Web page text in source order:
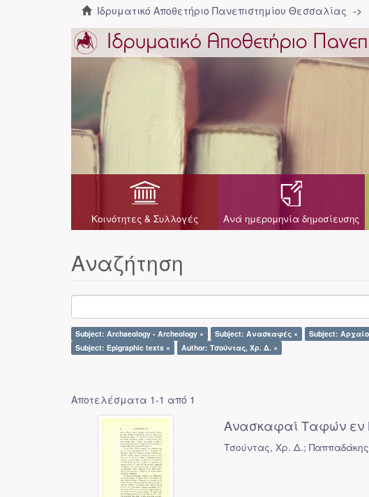
Ιδρυματικό Αποθετήριο Πανεπιστημίου Θεσσαλίας
Κοινότητες & Συλλογές Ανά ημερομηνία δημοσίευσης
Αναζήτηση
Subject: Archaeology - Archeology × Subject: Ανασκαφές × Subject:
Subject: Epigraphic texts ×
Author: Τσούντας, Χρ. Δ. ×
Αποτελέσματα 1-1 από 1
Ανασκαφαί Ταφών εν
Τσούντας, Χρ. Δ.;